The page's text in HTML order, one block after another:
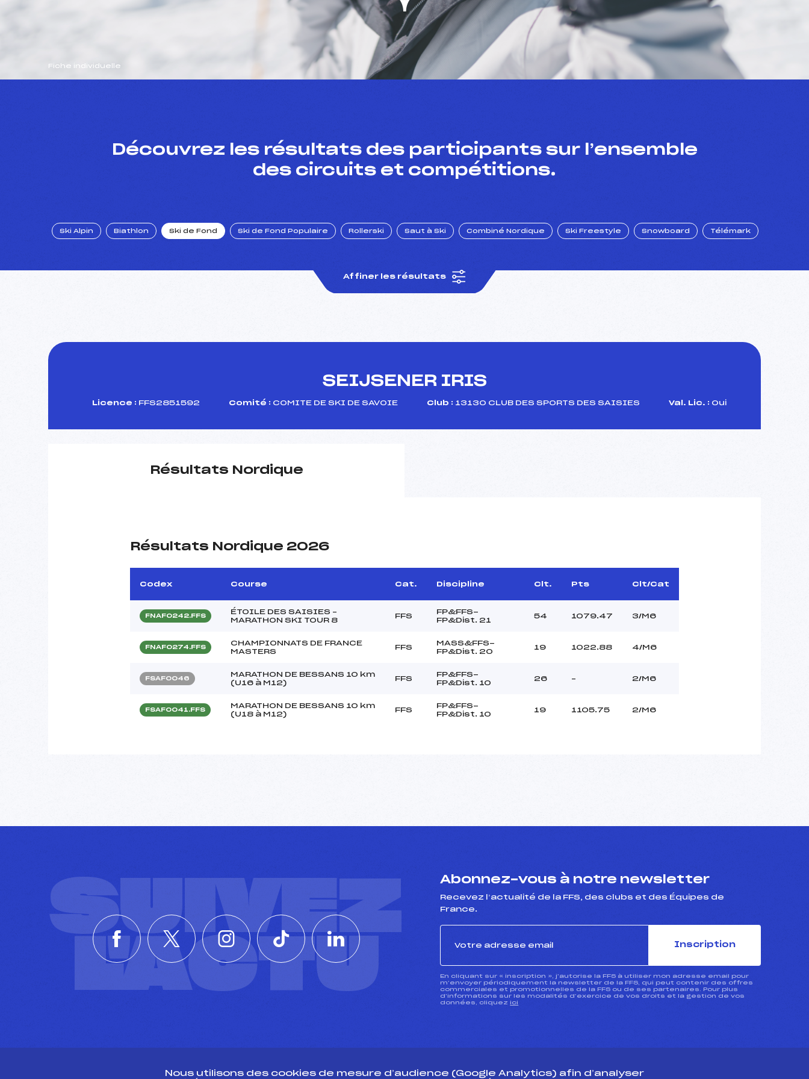
Fiche individuelle
Découvrez les résultats des participants sur l’ensemble
des circuits et compétitions.
Ski Alpin Biathlon Ski de Fond Ski de Fond Populaire Rollerski Saut à Ski Combiné Nordique Ski Freestyle Snowboard Télémark
Affiner les résultats
SEIJSENER IRIS
Licence : FFS2851592 Comité : COMITE DE SKI DE SAVOIE Club : 13130 CLUB DES SPORTS DES SAISIES Val. Lic. : Oui
Résultats Nordique
Résultats Nordique 2026
Codex Course Cat. Discipline Clt. Pts Clt/Cat
FNAF0242.FFS
ÉTOILE DES SAISIES –
MARATHON SKI TOUR 8
FFS
FP&FFS-
FP&Dist. 21
54 1079.47 3/M6
FNAF0274.FFS
CHAMPIONNATS DE FRANCE
MASTERS
FFS
MASS&FFS-
FP&Dist. 20
19 1022.88 4/M6
FSAF0046
MARATHON DE BESSANS 10 km
(U16 à M12)
FFS
FP&FFS-
FP&Dist. 10
26 – 2/M6
FSAF0041.FFS
MARATHON DE BESSANS 10 km
(U18 à M12)
FFS
FP&FFS-
FP&Dist. 10
19 1105.75 2/M6
SUIVEZ
L'ACTU
Abonnez-vous à notre newsletter
Recevez l’actualité de la FFS, des clubs et des Équipes de
France.
Inscription
En cliquant sur « inscription », j’autorise la FFS à utiliser mon adresse email pour
m’envoyer périodiquement la newsletter de la FFS, qui peut contenir des offres
commerciales et promotionnelles de la FFS ou de ses partenaires. Pour plus
d’informations sur les modalités d’exercice de vos droits et la gestion de vos
données, cliquez ici
Nous utilisons des cookies de mesure d’audience (Google Analytics) afin d’analyser